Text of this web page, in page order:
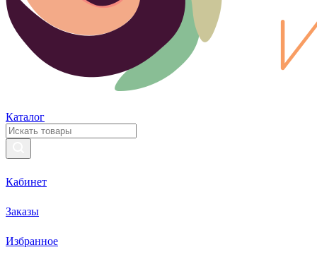
Каталог
Кабинет
Заказы
Избранное